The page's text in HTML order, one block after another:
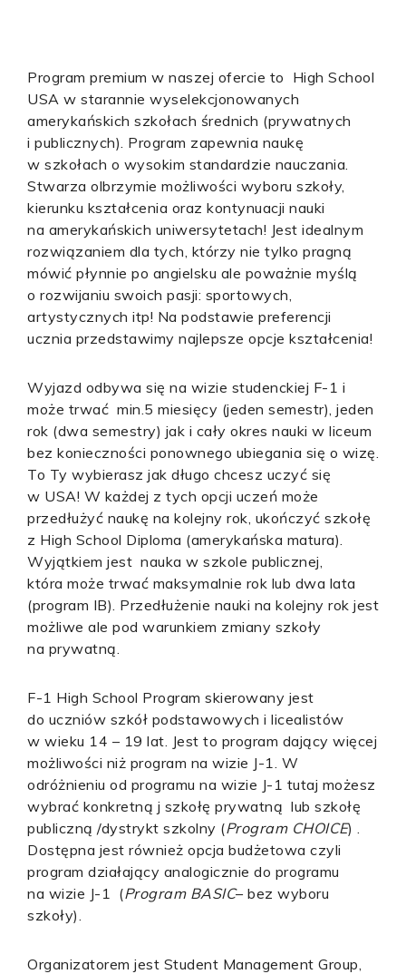
Program premium w naszej ofercie to High School
USA w starannie wyselekcjonowanych
amerykańskich szkołach średnich (prywatnych
i publicznych). Program zapewnia naukę
w szkołach o wysokim standardzie nauczania.
Stwarza olbrzymie możliwości wyboru szkoły,
kierunku kształcenia oraz kontynuacji nauki
na amerykańskich uniwersytetach! Jest idealnym
rozwiązaniem dla tych, którzy nie tylko pragną
mówić płynnie po angielsku ale poważnie myślą
o rozwijaniu swoich pasji: sportowych,
artystycznych itp! Na podstawie preferencji
ucznia przedstawimy najlepsze opcje kształcenia!
Wyjazd odbywa się na wizie studenckiej F-1 i
może trwać min.5 miesięcy (jeden semestr), jeden
rok (dwa semestry) jak i cały okres nauki w liceum
bez konieczności ponownego ubiegania się o wizę.
To Ty wybierasz jak długo chcesz uczyć się
w USA! W każdej z tych opcji uczeń może
przedłużyć naukę na kolejny rok, ukończyć szkołę
z High School Diploma (amerykańska matura).
Wyjątkiem jest nauka w szkole publicznej,
która może trwać maksymalnie rok lub dwa lata
(program IB). Przedłużenie nauki na kolejny rok jest
możliwe ale pod warunkiem zmiany szkoły
na prywatną.
F-1 High School Program skierowany jest
do uczniów szkół podstawowych i licealistów
w wieku 14 – 19 lat. Jest to program dający więcej
możliwości niż program na wizie J-1. W
odróżnieniu od programu na wizie J-1 tutaj możesz
wybrać konkretną j szkołę prywatną lub szkołę
publiczną /dystrykt szkolny (Program CHOICE) .
Dostępna jest również opcja budżetowa czyli
program działający analogicznie do programu
na wizie J-1 (Program BASIC– bez wyboru
szkoły).
Organizatorem jest Student Management Group,